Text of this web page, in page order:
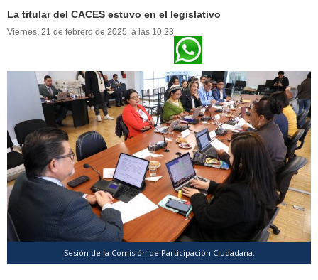
La titular del CACES estuvo en el legislativo
Viernes, 21 de febrero de 2025, a las 10:23
Sesión de la Comisión de Participación Ciudadana.